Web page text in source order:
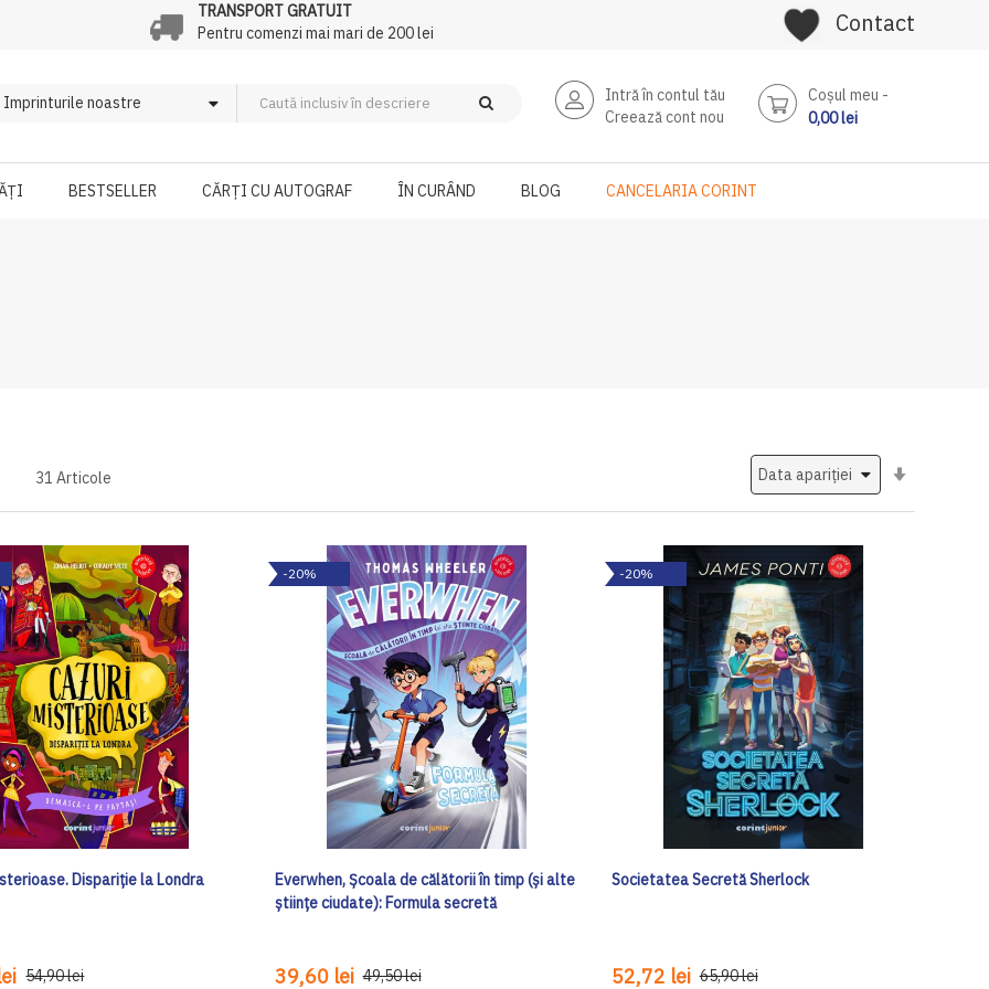
TRANSPORT GRATUIT
Pentru comenzi mai mari de 200 lei
Contact
Intră în contul tău
Creează cont nou
Coşul meu
0,00 lei
BESTSELLER CĂRȚI CU AUTOGRAF ÎN CURÂND BLOG CANCELARIA CORINT
31 Articole
Dispariție la Londra
54,90 lei
-20%
Everwhen, Școala de călătorii în timp (și alte
științe ciudate): Formula secretă
39,60 lei 49,50 lei
-20%
Societatea Secretă Sherlock
52,72 lei 65,90 lei